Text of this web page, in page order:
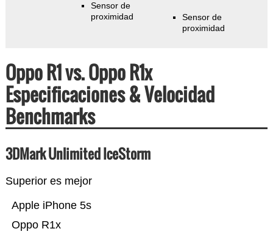
Sensor de
proximidad
Sensor de
proximidad
Oppo R1 vs. Oppo R1x
Especificaciones & Velocidad
Benchmarks
3DMark Unlimited IceStorm
Superior es mejor
Oppo R1x
Apple iPhone 5s